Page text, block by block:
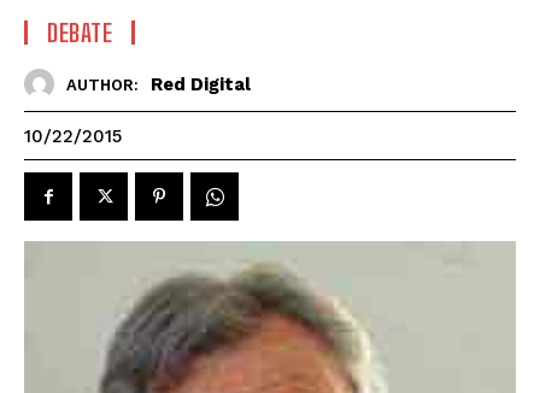
DEBATE
AUTHOR: Red Digital
10/22/2015